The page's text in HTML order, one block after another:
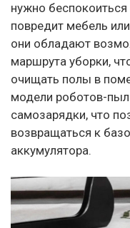
нужно
повредит мебель
они обладают
маршрута уборки,
очищать полы в
модели роботов-
самозарядки, что
возвращаться к
аккумулятора.